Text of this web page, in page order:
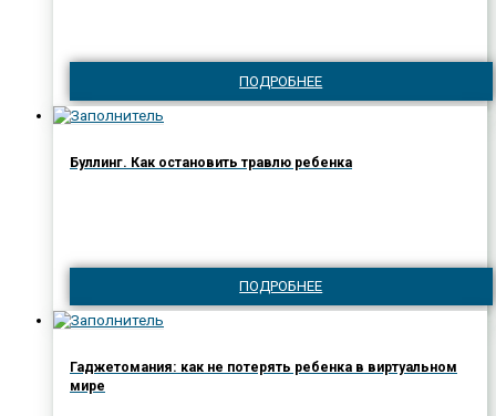
ПОДРОБНЕЕ
Буллинг. Как остановить травлю ребенка
ПОДРОБНЕЕ
Гаджетомания: как не потерять ребенка в виртуальном
мире